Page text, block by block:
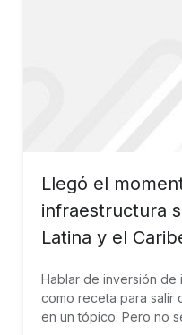
Llegó el
infraestructura
Latina y el
Hablar de inversión de
como receta para salir
en un tópico. Pero no